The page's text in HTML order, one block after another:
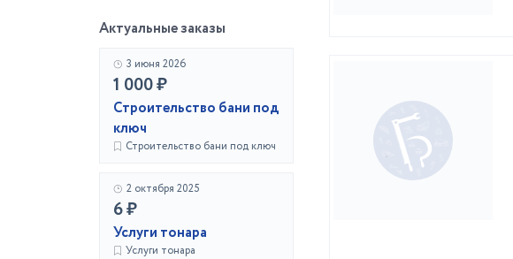
Актуальные заказы
3 июня 2026
1 000 ₽
Строительство бани под
ключ
Строительство бани под ключ
2 октября 2025
6 ₽
Услуги тонара
Услуги тонара